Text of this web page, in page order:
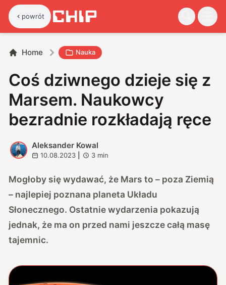
powrót
Home Nauka
Coś dziwnego dzieje się z
Marsem. Naukowcy
bezradnie rozkładają ręce
A
Aleksander Kowal
10.08.2023 3 min
Mogłoby się wydawać, że Mars to – poza Ziemią
– najlepiej poznana planeta Układu
Słonecznego. Ostatnie wydarzenia pokazują
jednak, że ma on przed nami jeszcze całą masę
tajemnic.